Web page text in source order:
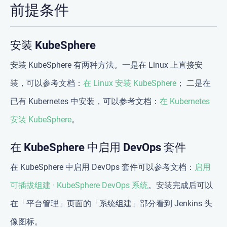
前提条件
安装 KubeSphere
安装 KubeSphere 有两种方法。一是在 Linux 上直接安
装，可以参考文档： 在 Linux 安装 KubeSphere ； 二是在
已有 Kubernetes 中安装，可以参考文档： 在 Kubernetes
安装 KubeSphere。
在 KubeSphere 中启用 DevOps 套件
在 KubeSphere 中启用 DevOps 套件可以参考文档： 启用
可插拔组建 · KubeSphere DevOps 系统。安装完成后可以
在「平台管理」页面的「系统组建」部分看到 Jenkins 头
像图标。